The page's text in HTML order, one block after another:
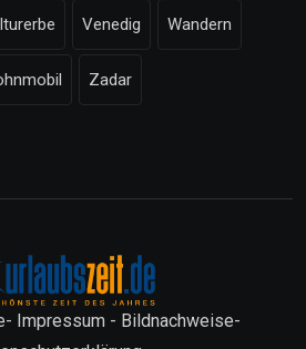
Venedig Wandern
Zadar
Impressum - Bildnachweise-